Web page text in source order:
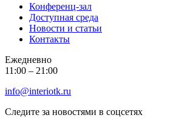
Конференц-зал
Доступная среда
Новости и статьи
Контакты
Ежедневно
11:00 ‒ 21:00
info@interiotk.ru
Следите за новостями в соцсетях